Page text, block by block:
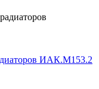
ИАК.М153.2